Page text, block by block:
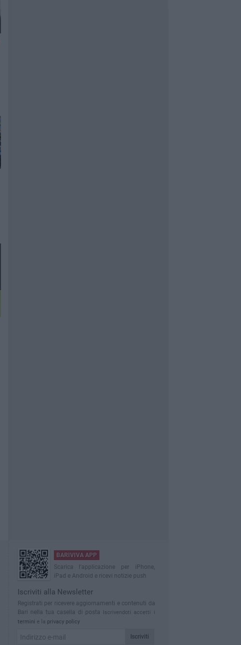
BARIVIVA APP
Scarica l'applicazione per iPhone,
iPad e Android e ricevi notizie push
Iscriviti alla Newsletter
Registrati per ricevere aggiornamenti e contenuti da
Bari nella tua casella di posta Iscrivendoti accetti i
termini e la privacy policy
Iscriviti